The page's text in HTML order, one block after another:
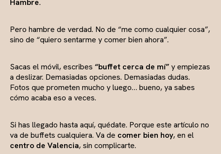
Hambre.
Pero hambre de verdad. No de “me como cualquier cosa”,
sino de “quiero sentarme y comer bien ahora”.
Sacas el móvil, escribes “buffet cerca de mí”y empiezas
a deslizar. Demasiadas opciones. Demasiadas dudas.
Fotos que prometen mucho y luego… bueno, ya sabes
cómo acaba eso a veces.
Si has llegado hasta aquí, quédate. Porque este artículo no
va de buffets cualquiera. Va de comer bien hoy, en el
centro de Valencia, sin complicarte.